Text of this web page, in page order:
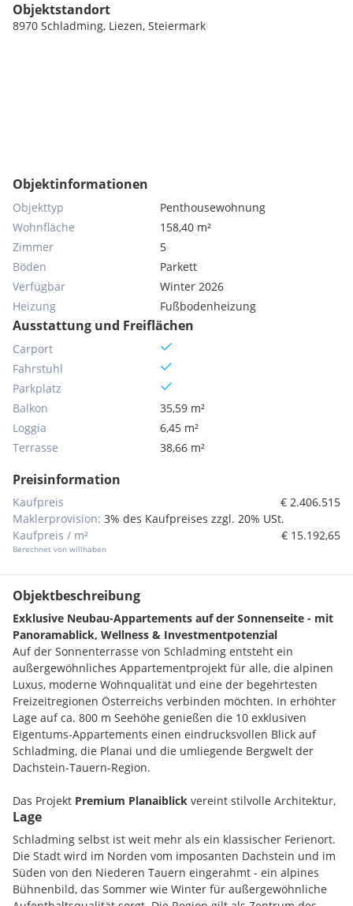
Objektstandort
8970 Schladming, Liezen, Steiermark
Objektinformationen
Objekttyp
Penthousewohnung
Wohnfläche
158,40 m²
Zimmer
5
Böden
Parkett
Verfügbar
Winter 2026
Heizung
Fußbodenheizung
Ausstattung und Freiflächen
Carport
Fahrstuhl
Parkplatz
Balkon
35,59 m²
Loggia
6,45 m²
Terrasse
38,66 m²
Preisinformation
Kaufpreis
€ 2.406.515
Maklerprovision: 3% des Kaufpreises zzgl. 20% USt.
Kaufpreis / m²
Berechnet von willhaben
€ 15.192,65
Objektbeschreibung
Exklusive Neubau-Appartements auf der Sonnenseite - mit
Panoramablick, Wellness & Investmentpotenzial
Auf der Sonnenterrasse von Schladming entsteht ein
außergewöhnliches Appartementprojekt für alle, die alpinen
Luxus, moderne Wohnqualität und eine der begehrtesten
Freizeitregionen Österreichs verbinden möchten. In erhöhter
Lage auf ca. 800 m Seehöhe genießen die 10 exklusiven
Eigentums-Appartements einen eindrucksvollen Blick auf
Schladming, die Planai und die umliegende Bergwelt der
Dachstein-Tauern-Region.
Das Projekt Premium Planaiblick vereint stilvolle Architektur,
hochwertige Ausführung
Jahreszeit begeistert: morgens der Blick auf die Ski-Berge,
tagsüber Aktivität in der Natur, abends Entspannung im
eigenen Appartement - auf Wunsch sogarmit privater
Sauna.
Lage
Schladming selbst ist weit mehr als ein klassischer Ferienort.
Die Stadt wird im Norden vom imposanten Dachstein und im
Süden von den Niederen Tauern eingerahmt - ein alpines
Bühnenbild, das Sommer wie Winter für außergewöhnliche